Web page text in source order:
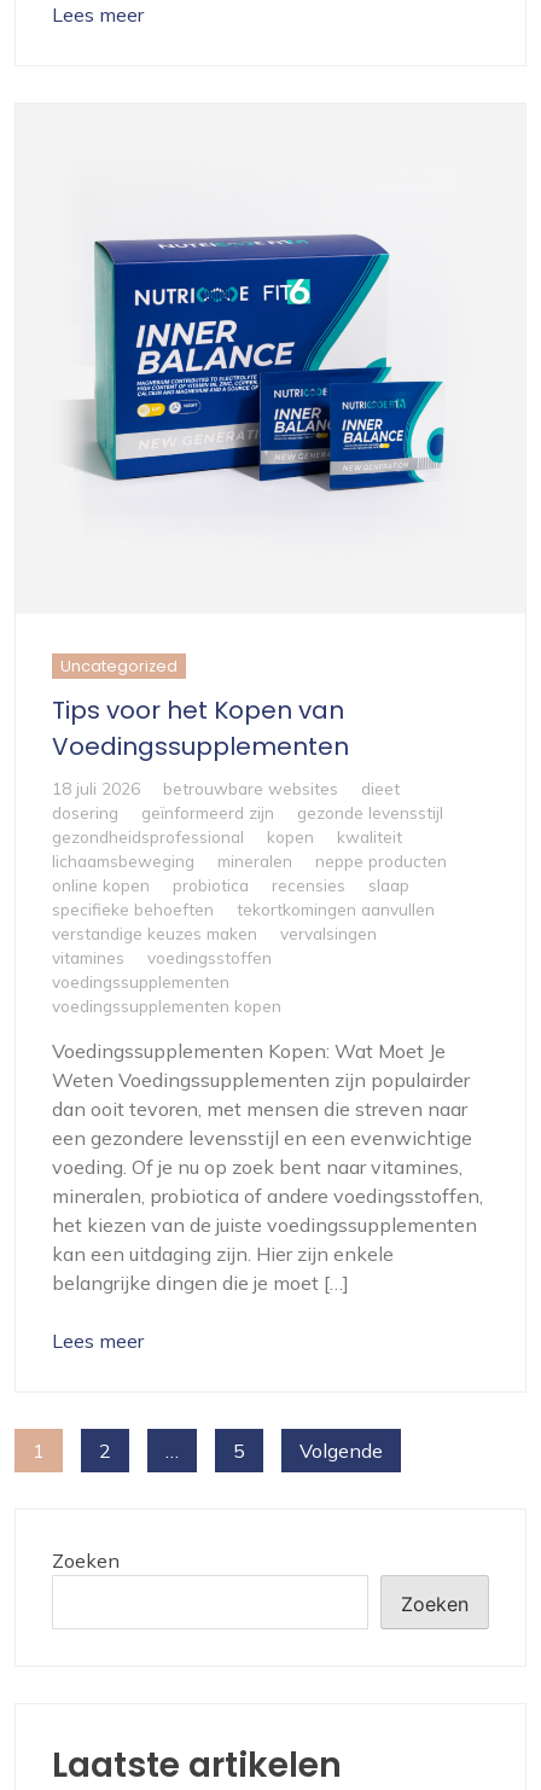
Lees meer
Uncategorized
Tips voor het Kopen van
Voedingssupplementen
18 juli 2026 betrouwbare websites
dieet
dosering
geïnformeerd zijn
gezonde levensstijl
gezondheidsprofessional
kopen
kwaliteit
lichaamsbeweging
mineralen
neppe producten
online kopen
probiotica recensies
slaap
specifieke behoeften
tekortkomingen aanvullen
verstandige keuzes maken
vervalsingen
vitamines
voedingsstoffen
voedingssupplementen
voedingssupplementen kopen
Voedingssupplementen Kopen: Wat Moet Je
Weten Voedingssupplementen zijn populairder
dan ooit tevoren, met mensen die streven naar
een gezondere levensstijl en een evenwichtige
voeding. Of je nu op zoek bent naar vitamines,
mineralen, probiotica of andere voedingsstoffen,
het kiezen van de juiste voedingssupplementen
kan een uitdaging zijn. Hier zijn enkele
belangrijke dingen die je moet […]
Lees meer
Berichten
1 2 … 5 Volgende
Zoeken
Zoeken
Laatste artikelen